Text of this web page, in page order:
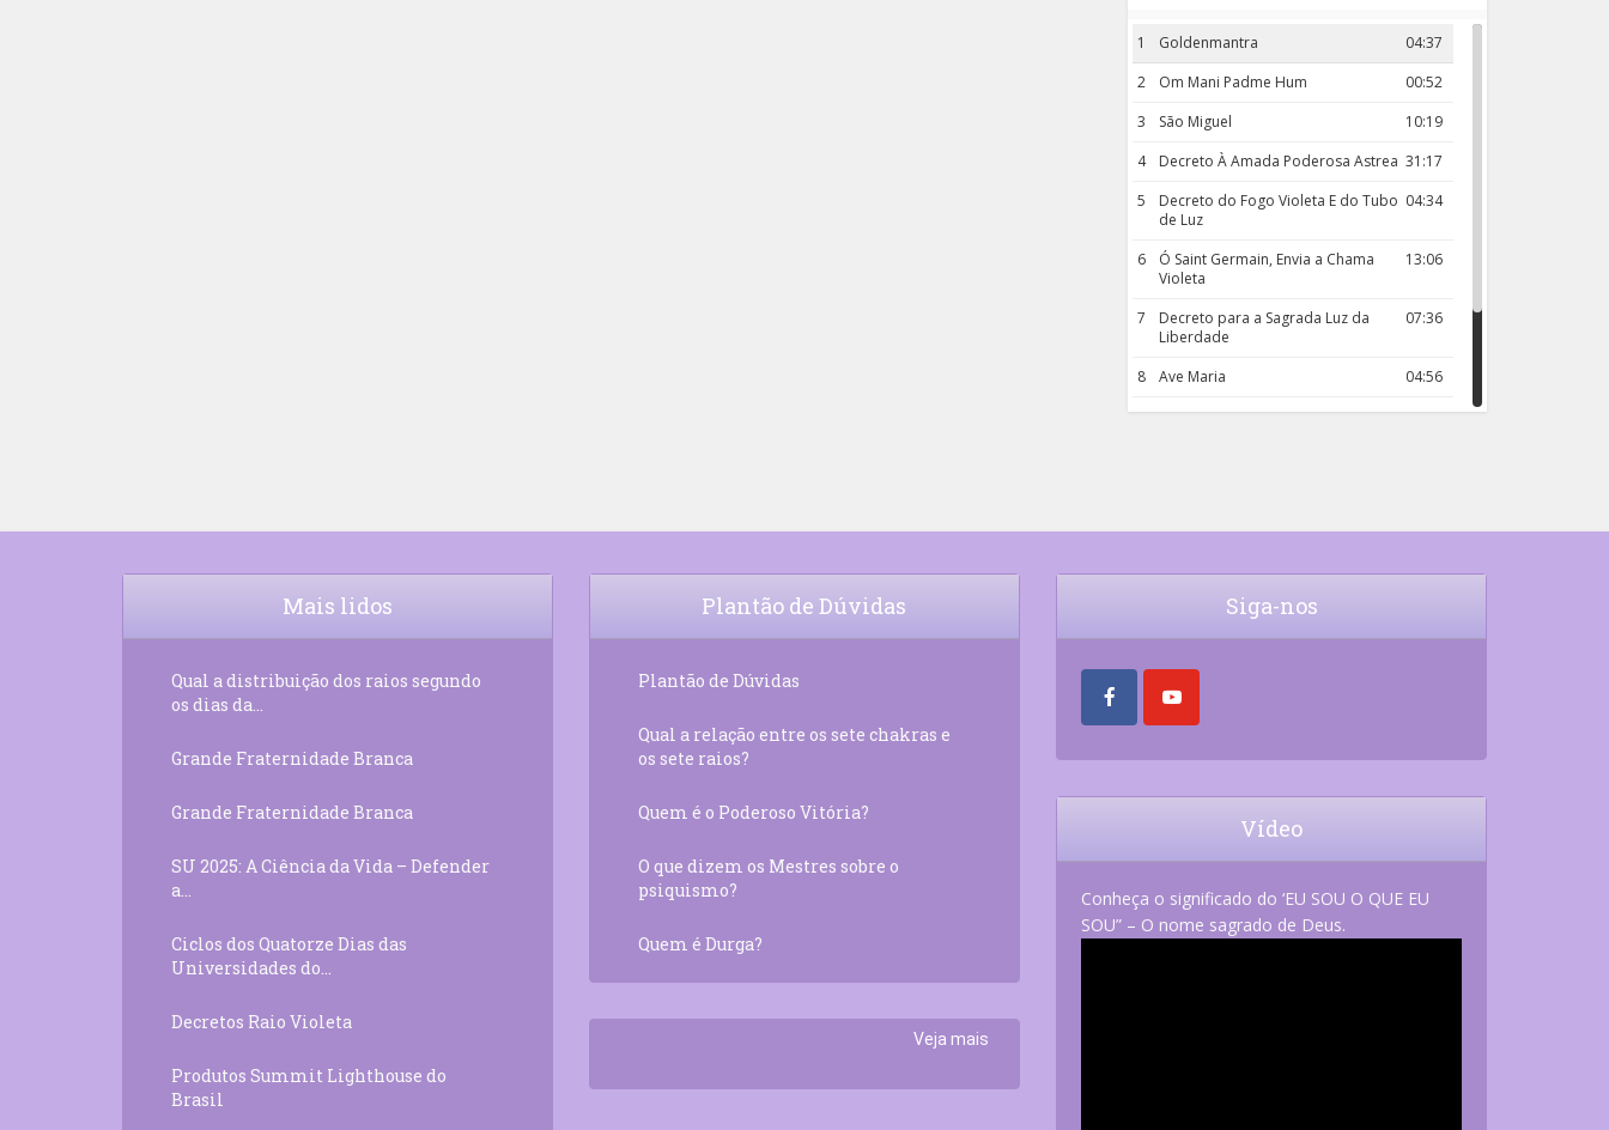
1 04:37
Goldenmantra
2
00:52
Om Mani Padme Hum
3
10:19
São Miguel
4
31:17
Decreto À Amada Poderosa Astrea
5
04:34
Decreto do Fogo Violeta E do Tubo
de Luz
6
13:06
Ó Saint Germain, Envia a Chama
Violeta
7
07:36
Decreto para a Sagrada Luz da
Liberdade
8
04:56
Ave Maria
9
18:00
Rosário da Criança
Mais lidos
Qual a distribuição dos raios segundo
os dias da...
Grande Fraternidade Branca
Grande Fraternidade Branca
SU 2025: A Ciência da Vida – Defender
a...
Ciclos dos Quatorze Dias das
Universidades do...
Decretos Raio Violeta
Produtos Summit Lighthouse do
Brasil
Plantão de Dúvidas
Plantão de Dúvidas
Qual a relação entre os sete chakras e
os sete raios?
Quem é o Poderoso Vitória?
O que dizem os Mestres sobre o
psiquismo?
Quem é Durga?
Veja mais
Siga-nos
Vídeo
Conheça o significado do ‘EU SOU O QUE EU
SOU” – O nome sagrado de Deus.